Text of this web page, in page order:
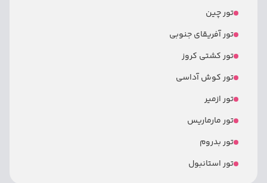
تور چین
تور آفریقای جنوبی
تور کشتی کروز
تور کوش آداسی
تور ازمیر
تور مارماریس
تور بدروم
تور استانبول